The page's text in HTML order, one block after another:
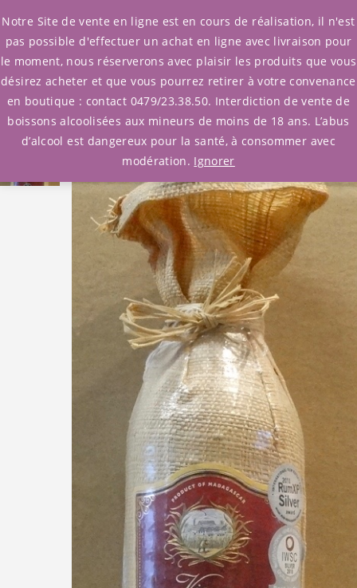
0
Accueil/Rhum/Rhums bruns/Madagascar
/ Rhum Dzama Hors d’âge 6 ans
Notre Site de vente en ligne est en cours de réalisation, il n'est
pas possible d'effectuer un achat en ligne avec livraison pour
le moment, nous réserverons avec plaisir les produits que vous
désirez acheter et que vous pourrez retirer à votre convenance
en boutique : contact 0479/23.38.50. Interdiction de vente de
boissons alcoolisées aux mineurs de moins de 18 ans. L’abus
d’alcool est dangereux pour la santé, à consommer avec
modération. Ignorer